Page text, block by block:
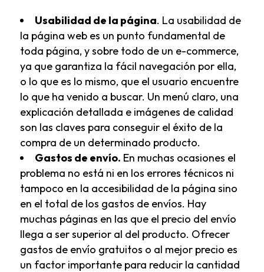
Usabilidad de la página. La usabilidad de
la página web es un punto fundamental de
toda página, y sobre todo de un e-commerce,
ya que garantiza la fácil navegación por ella,
o lo que es lo mismo, que el usuario encuentre
lo que ha venido a buscar. Un menú claro, una
explicación detallada e imágenes de calidad
son las claves para conseguir el éxito de la
compra de un determinado producto.
Gastos de envío. En muchas ocasiones el
problema no está ni en los errores técnicos ni
tampoco en la accesibilidad de la página sino
en el total de los gastos de envíos. Hay
muchas páginas en las que el precio del envío
llega a ser superior al del producto. Ofrecer
gastos de envío gratuitos o al mejor precio es
un factor importante para reducir la cantidad